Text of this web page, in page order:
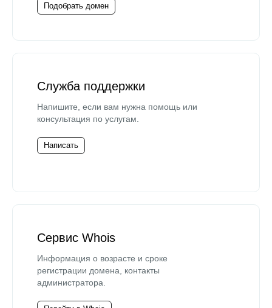
Подобрать домен
Служба поддержки
Напишите, если вам нужна помощь или
консультация по услугам.
Написать
Сервис Whois
Информация о возрасте и сроке
регистрации домена, контакты
администратора.